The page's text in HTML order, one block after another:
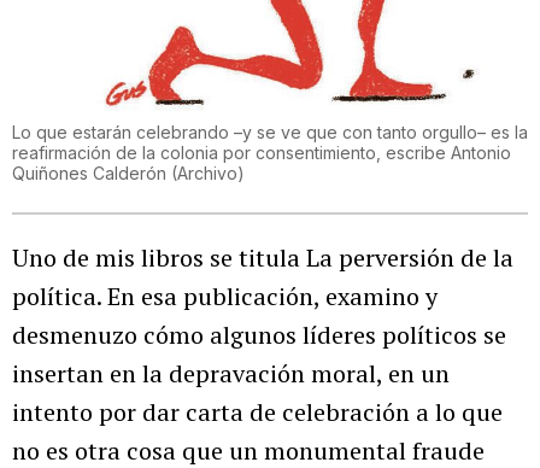
Lo que estarán celebrando –y se ve que con tanto orgullo– es la
reafirmación de la colonia por consentimiento, escribe Antonio
Quiñones Calderón (Archivo)
Uno de mis libros se titula La perversión de la
política. En esa publicación, examino y
desmenuzo cómo algunos líderes políticos se
insertan en la depravación moral, en un
intento por dar carta de celebración a lo que
no es otra cosa que un monumental fraude